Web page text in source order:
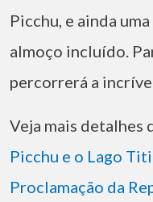
Picchu, e ainda
almoço incluído.
percorrerá a
Veja mais detalhes
Picchu e o Lago
Proclamação da